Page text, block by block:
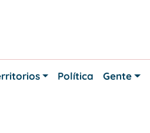
Política Gente